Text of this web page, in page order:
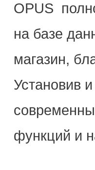
OPUS
на базе
магазин,
Установив
функций и